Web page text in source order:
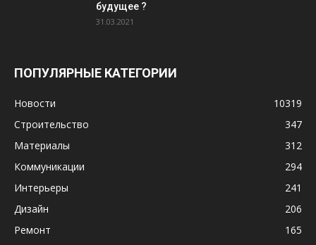
будущее ?
31.03.2021
ПОПУЛЯРНЫЕ КАТЕГОРИИ
Новости
10319
Строительство
347
Материалы
312
Коммуникации
294
Интерьеры
241
Дизайн
206
Ремонт
165